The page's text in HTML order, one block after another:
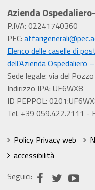
Azienda
P.IVA: 02241740360
PEC:
Elenco delle caselle di
dell’Azienda Ospedaliero
Sede legale: via del
Indirizzo IPA: UF6WX8
ID PEPPOL:
Tel. +39 059.422.2111 -
Policy Privacy web
accessibilità
Seguici: